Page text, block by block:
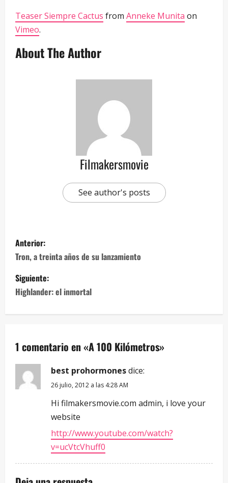
Teaser Siempre Cactus from Anneke Munita on
Vimeo.
About The Author
Filmakersmovie
See author's posts
Anterior:
Tron, a treinta años de su lanzamiento
Siguiente:
Highlander: el inmortal
1 comentario en «A 100 Kilómetros»
best prohormonesdice:
26 julio, 2012 a las 4:28 AM
Hi filmakersmovie.com admin, i love your
website
http://www.youtube.com/watch?
v=ucVtcVhuff0